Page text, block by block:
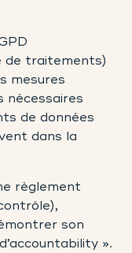
de traitements)
mesures
nécessaires
de données
dans la
règlement
son
».